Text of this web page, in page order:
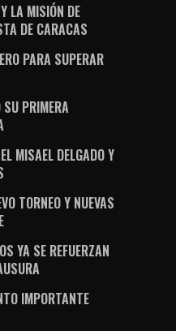
LA MISIÓN DE
DE CARACAS
PARA SUPERAR
SU PRIMERA
MISAEL DELGADO Y
TORNEO Y NUEVAS
YA SE REFUERZAN
IMPORTANTE